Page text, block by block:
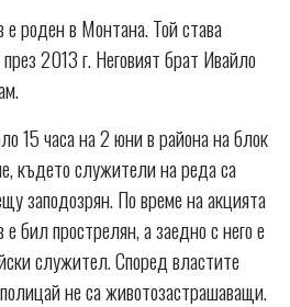
е роден в Монтана. Той става
2013 г. Неговият брат Ивайло
15 часа на 2 юни в района на блок
където служители на реда са
заподозрян. По време на акцията
бил прострелян, а заедно с него е
служител. Според властите
не са животозастрашаващи.